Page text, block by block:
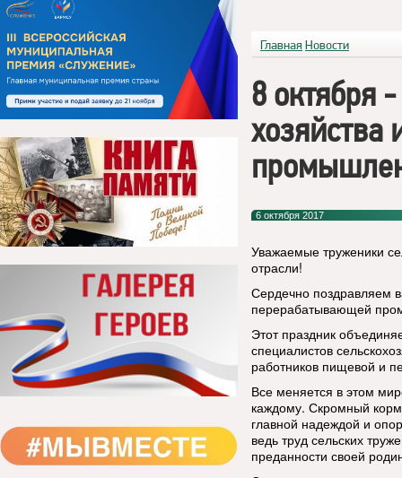
Главная Новости
8 октября
6 октября 2017
Уважаемые труженики
отрасли!
Сердечно поздравляем
перерабатывающей
Этот праздник
специалистов
работников пищевой и
Все меняется в этом
каждому. Скромный
главной надеждой и
ведь труд сельских
преданности своей